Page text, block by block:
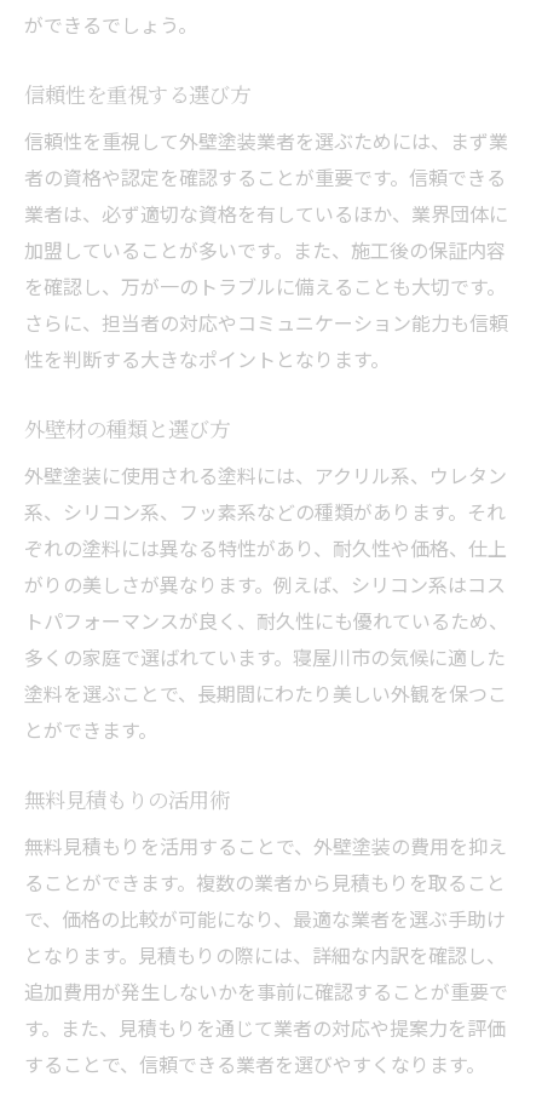
ができるでしょう。
信頼性を重視する選び方
信頼性を重視して外壁塗装業者を選ぶためには、まず業
者の資格や認定を確認することが重要です。信頼できる
業者は、必ず適切な資格を有しているほか、業界団体に
加盟していることが多いです。また、施工後の保証内容
を確認し、万が一のトラブルに備えることも大切です。
さらに、担当者の対応やコミュニケーション能力も信頼
性を判断する大きなポイントとなります。
外壁材の種類と選び方
外壁塗装に使用される塗料には、アクリル系、ウレタン
系、シリコン系、フッ素系などの種類があります。それ
ぞれの塗料には異なる特性があり、耐久性や価格、仕上
がりの美しさが異なります。例えば、シリコン系はコス
トパフォーマンスが良く、耐久性にも優れているため、
多くの家庭で選ばれています。寝屋川市の気候に適した
塗料を選ぶことで、長期間にわたり美しい外観を保つこ
とができます。
無料見積もりの活用術
無料見積もりを活用することで、外壁塗装の費用を抑え
ることができます。複数の業者から見積もりを取ること
で、価格の比較が可能になり、最適な業者を選ぶ手助け
となります。見積もりの際には、詳細な内訳を確認し、
追加費用が発生しないかを事前に確認することが重要で
す。また、見積もりを通じて業者の対応や提案力を評価
することで、信頼できる業者を選びやすくなります。